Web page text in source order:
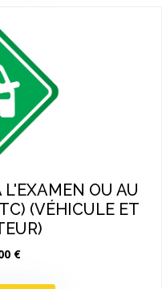
OU AU
(VÉHICULE ET
€